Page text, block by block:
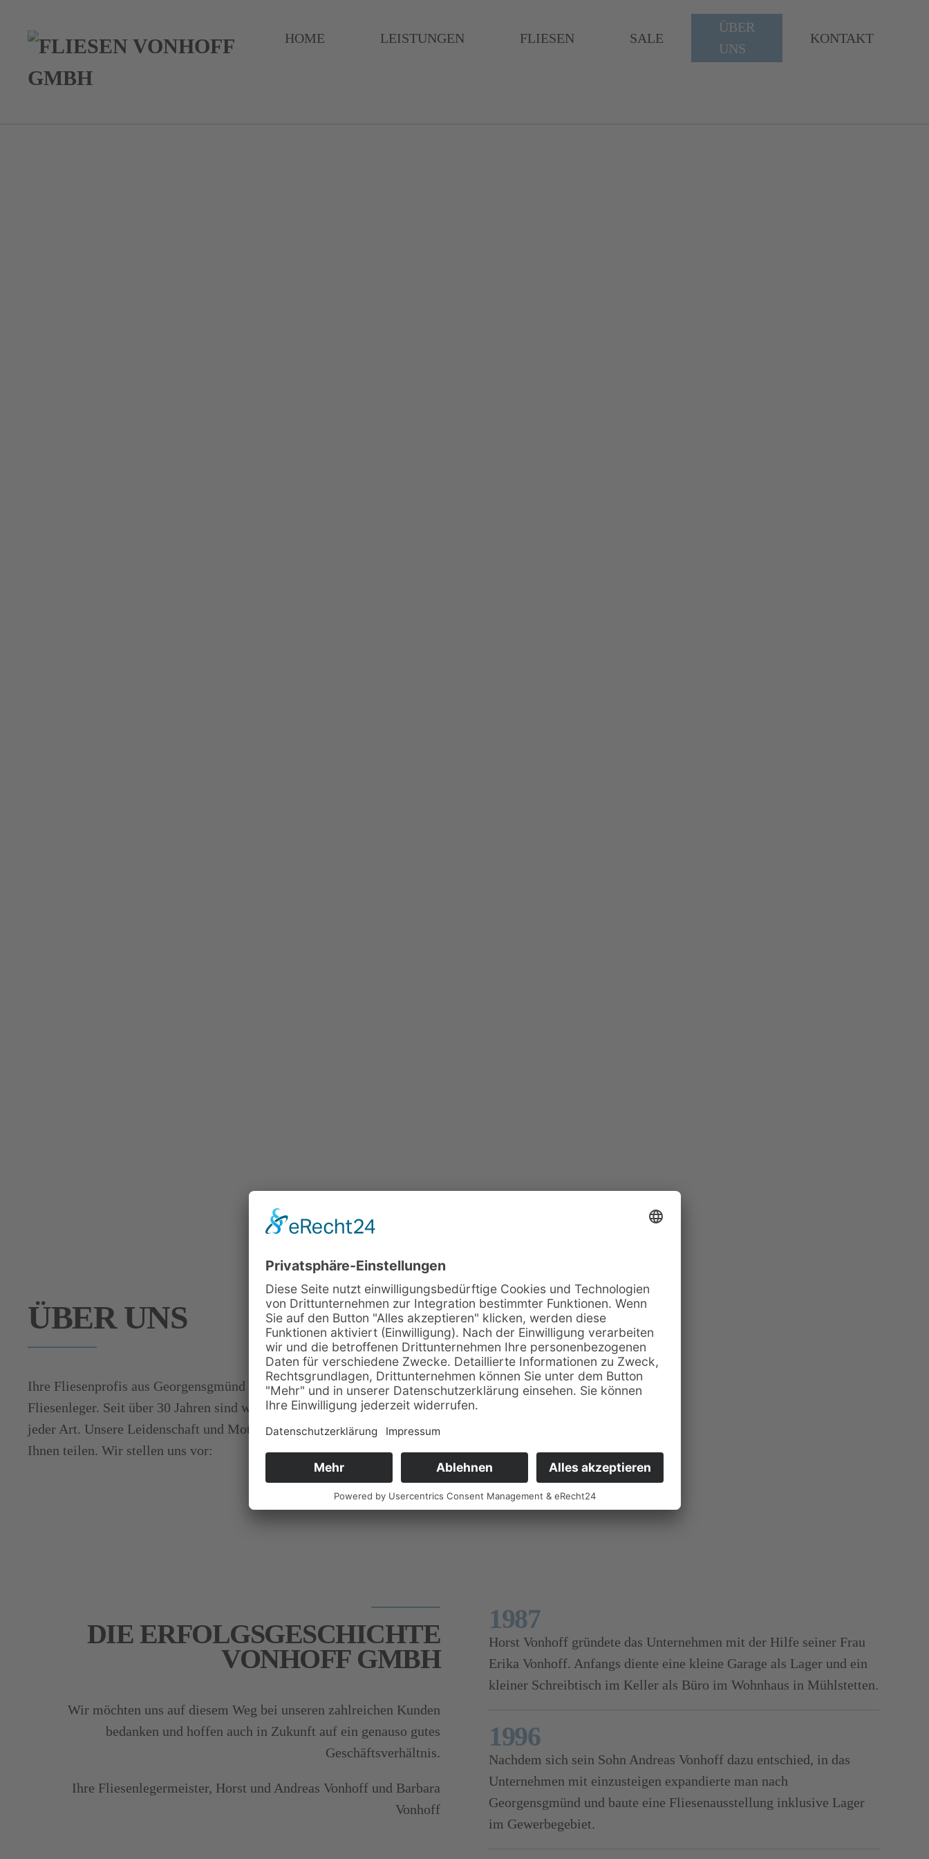
Zum Hauptinhalt springen HOME LEISTUNGEN FLIESEN SALE
ÜBER
UNS
KONTAKT
ÜBER UNS
Ihre Fliesenprofis aus Georgensgmünd - Fliesenausstellung und
Fliesenleger. Seit über 30 Jahren sind wir Ihr Partner für Fliesenprojekte
jeder Art. Unsere Leidenschaft und Motivation möchten wir gerne mit
Ihnen teilen. Wir stellen uns vor:
DIE ERFOLGSGESCHICHTE
VONHOFF GMBH
Wir möchten uns auf diesem Weg bei unseren zahlreichen Kunden
bedanken und hoffen auch in Zukunft auf ein genauso gutes
Geschäftsverhältnis.
Ihre Fliesenlegermeister, Horst und Andreas Vonhoff und Barbara
Vonhoff
1987
Horst Vonhoff gründete das Unternehmen mit der Hilfe seiner Frau
Erika Vonhoff. Anfangs diente eine kleine Garage als Lager und ein
kleiner Schreibtisch im Keller als Büro im Wohnhaus in Mühlstetten.
1996
Nachdem sich sein Sohn Andreas Vonhoff dazu entschied, in das
Unternehmen mit einzusteigen expandierte man nach
Georgensgmünd und baute eine Fliesenausstellung inklusive Lager
im Gewerbegebiet.